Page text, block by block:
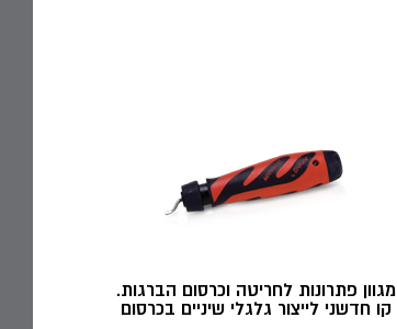
מגוון פתרונות לחריטה וכרסום הברגות.
קו חדשני לייצור גלגלי שיניים בכרסום